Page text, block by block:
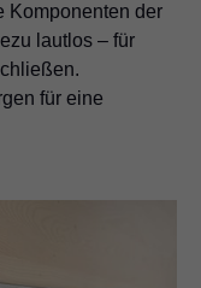
Komponenten der
lautlos – für
für eine